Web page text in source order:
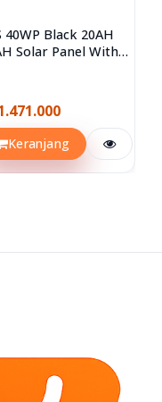
40WP Black 20AH
Solar Panel With
Keranjang